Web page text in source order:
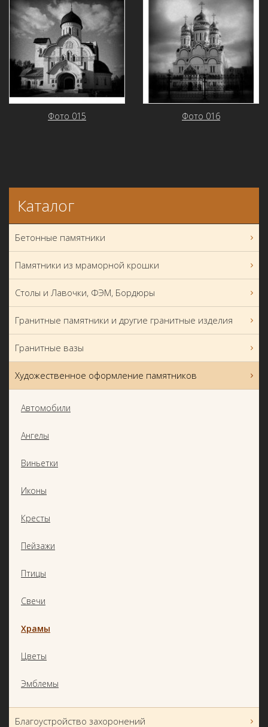
Фото 015 Фото 016
Каталог
Бетонные памятники
Памятники из мраморной крошки
Столы и Лавочки, ФЭМ, Бордюры
Гранитные памятники и другие гранитные изделия
Гранитные вазы
Художественное оформление памятников
Автомобили
Ангелы
Виньетки
Иконы
Кресты
Пейзажи
Птицы
Свечи
Храмы
Цветы
Эмблемы
Благоустройство захоронений